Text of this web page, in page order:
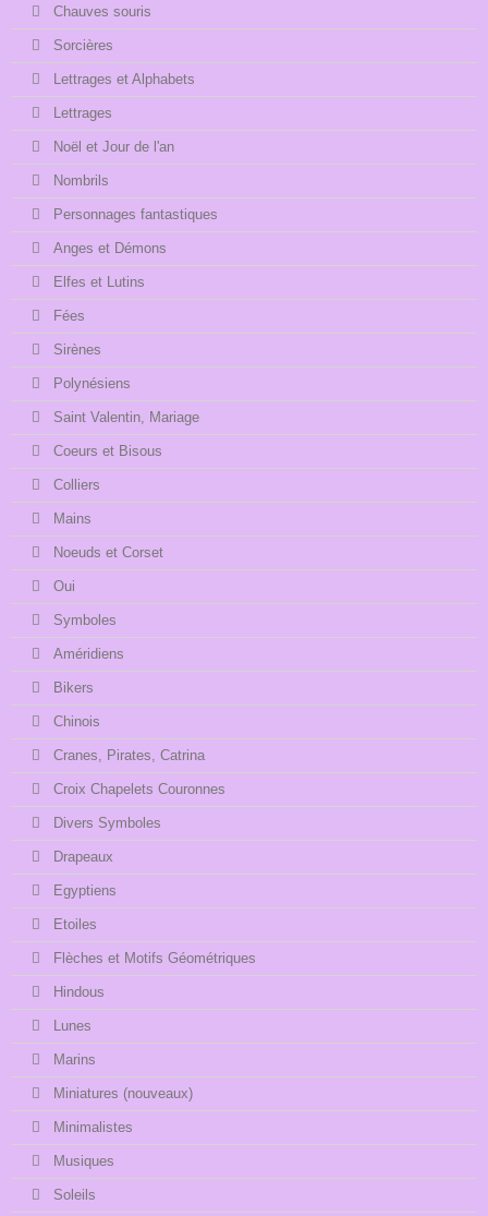
Chauves souris
Sorcières
Lettrages et Alphabets
Lettrages
Noël et Jour de l'an
Nombrils
Personnages fantastiques
Anges et Démons
Elfes et Lutins
Fées
Sirènes
Polynésiens
Saint Valentin, Mariage
Coeurs et Bisous
Colliers
Mains
Noeuds et Corset
Oui
Symboles
Améridiens
Bikers
Chinois
Cranes, Pirates, Catrina
Croix Chapelets Couronnes
Divers Symboles
Drapeaux
Egyptiens
Etoiles
Flèches et Motifs Géométriques
Hindous
Lunes
Marins
Miniatures (nouveaux)
Minimalistes
Musiques
Soleils